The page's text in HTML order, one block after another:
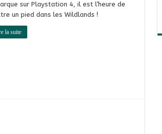
sur Playstation 4, il est l’heure de
un pied dans les Wildlands !
la suite